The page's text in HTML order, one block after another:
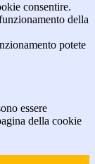
consentire.
della
potete
essere
della cookie